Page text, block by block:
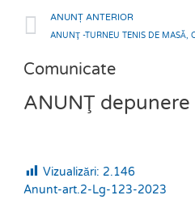
Prev
ANUNȚ ANTERIOR
ANUNŢ -TURNEU TENIS DE MASĂ,
Comunicate
ANUNŢ
Vizualizări: 2.146
Anunt-art.2-Lg-123-2023